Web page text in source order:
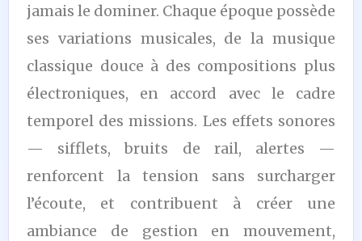
jamais le dominer. Chaque époque possède
ses variations musicales, de la musique
classique douce à des compositions plus
électroniques, en accord avec le cadre
temporel des missions. Les effets sonores
— sifflets, bruits de rail, alertes —
renforcent la tension sans surcharger
l’écoute, et contribuent à créer une
ambiance de gestion en mouvement,